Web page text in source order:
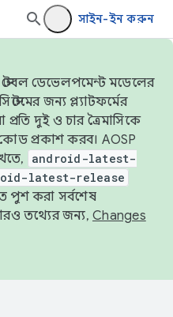
সাইন-ইন করুন
ডেভেলপমেন্ট মডেলের
জন্য প্ল্যাটফর্মের
দুই ও চার ত্রৈমাসিকে
প্রকাশ করব। AOSP
android-latest-
latest-release
তে পুশ করা সর্বশেষ
তথ্যের জন্য, Changes